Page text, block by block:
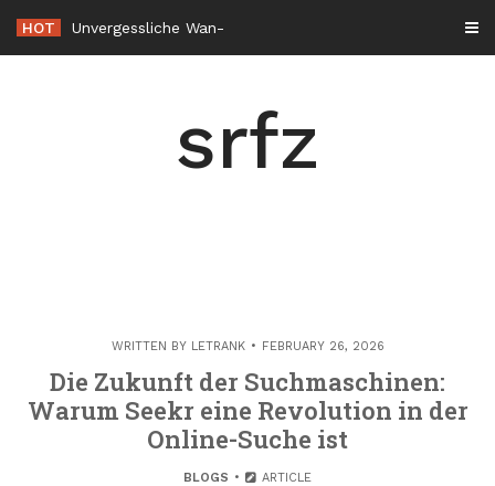
content
HOT
srfz
WRITTEN BY LETRANK FEBRUARY 26, 2026
Die Zukunft der Suchmaschinen:
Warum Seekr eine Revolution in der
Online-Suche ist
BLOGS ARTICLE